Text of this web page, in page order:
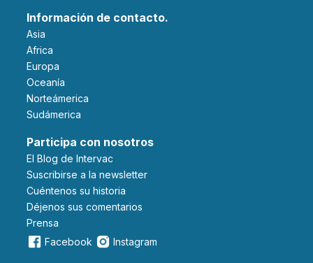
Información de contacto.
Asia
Africa
Europa
Oceanía
Norteámerica
Sudámerica
Participa con nosotros
El Blog de Intervac
Suscribirse a la newsletter
Cuéntenos su historia
Déjenos sus comentarios
Prensa
Facebook
Instagram